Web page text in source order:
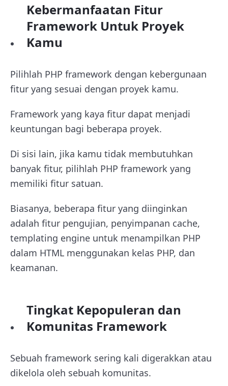
Kebermanfaatan Fitur
Framework Untuk Proyek
Kamu
Pilihlah PHP framework dengan kebergunaan
fitur yang sesuai dengan proyek kamu.
Framework yang kaya fitur dapat menjadi
keuntungan bagi beberapa proyek.
Di sisi lain, jika kamu tidak membutuhkan
banyak fitur, pilihlah PHP framework yang
memiliki fitur satuan.
Biasanya, beberapa fitur yang diinginkan
adalah fitur pengujian, penyimpanan cache,
templating engine untuk menampilkan PHP
dalam HTML menggunakan kelas PHP, dan
keamanan.
Tingkat Kepopuleran dan
Komunitas Framework
Sebuah framework sering kali digerakkan atau
dikelola oleh sebuah komunitas.